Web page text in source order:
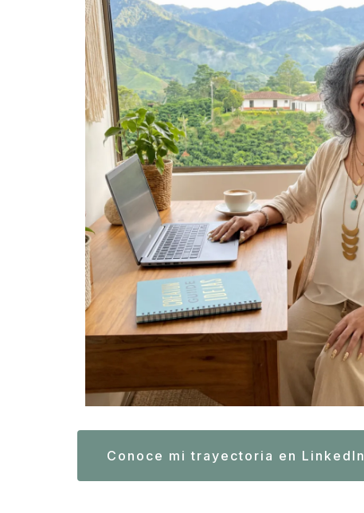
Conoce mi trayectoria en LinkedIn